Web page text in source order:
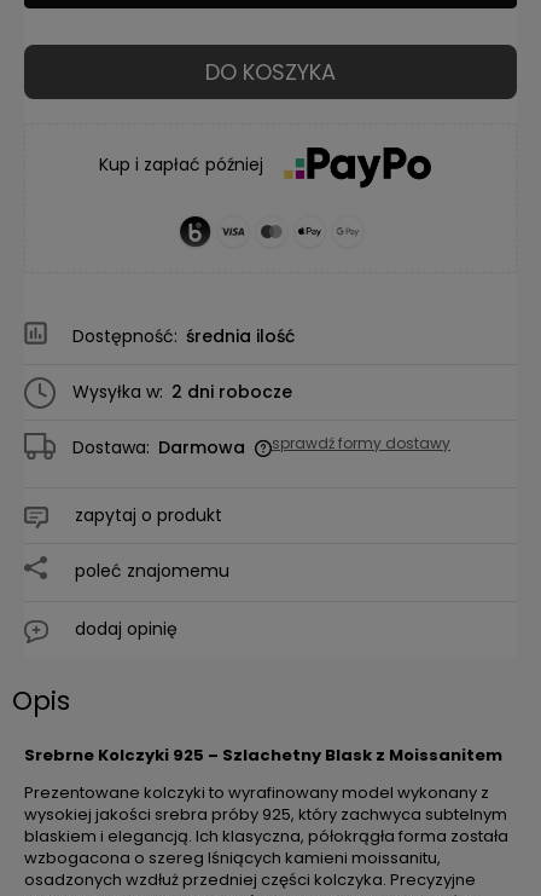
DO KOSZYKA
Kup i zapłać później
Dostępność: średnia ilość
Wysyłka w: 2 dni robocze
Dostawa: Darmowa sprawdź formy dostawy
zapytaj o produkt
poleć znajomemu
dodaj opinię
Opis
Srebrne Kolczyki 925 – Szlachetny Blask z Moissanitem
Prezentowane kolczyki to wyrafinowany model wykonany z
wysokiej jakości srebra próby 925, który zachwyca subtelnym
blaskiem i elegancją. Ich klasyczna, półokrągła forma została
wzbogacona o szereg lśniących kamieni moissanitu,
osadzonych wzdłuż przedniej części kolczyka. Precyzyjne